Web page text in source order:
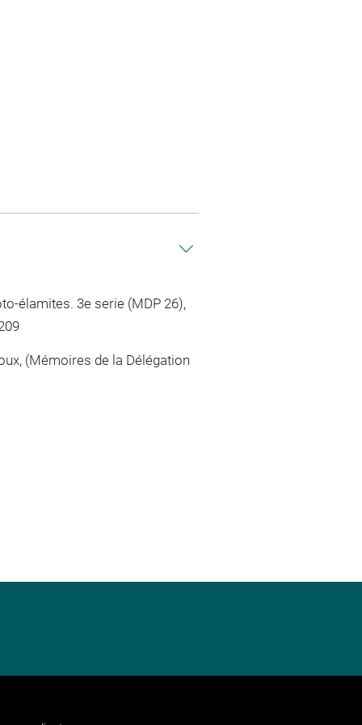
élamites. 3e serie (MDP 26),
(Mémoires de la Délégation